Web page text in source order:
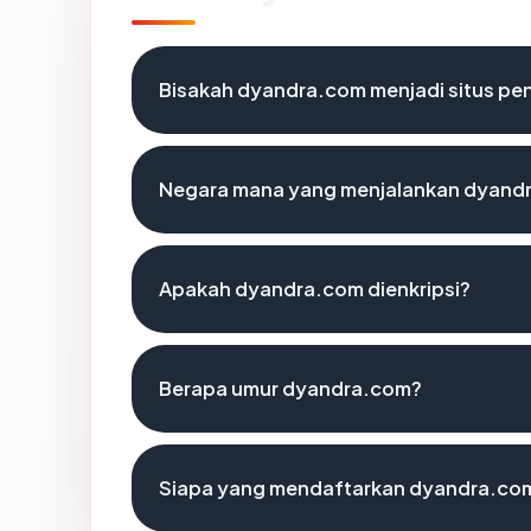
Bisakah dyandra.com menjadi situs
Negara mana yang menjalankan
Apakah dyandra.com dienkripsi?
Berapa umur dyandra.com?
Siapa yang mendaftarkan